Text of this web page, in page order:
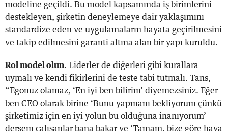
modeline geçildi. Bu model kapsamında iş birimlerini
destekleyen, şirketin deneylemeye dair yaklaşımını
standardize eden ve uygulamaların hayata geçirilmesini
ve takip edilmesini garanti altına alan bir yapı kuruldu.
Rol model olun. Liderler de diğerleri gibi kurallara
uymalı ve kendi fikirlerini de teste tabi tutmalı. Tans,
“Egonuz olamaz, ‘En iyi ben bilirim’ diyemezsiniz. Eğer
ben CEO olarak birine ‘Bunu yapmanı bekliyorum çünkü
şirketimiz için en iyi yolun bu olduğuna inanıyorum’
dersem çalışanlar bana bakar ve ‘Tamam, bize göre hava